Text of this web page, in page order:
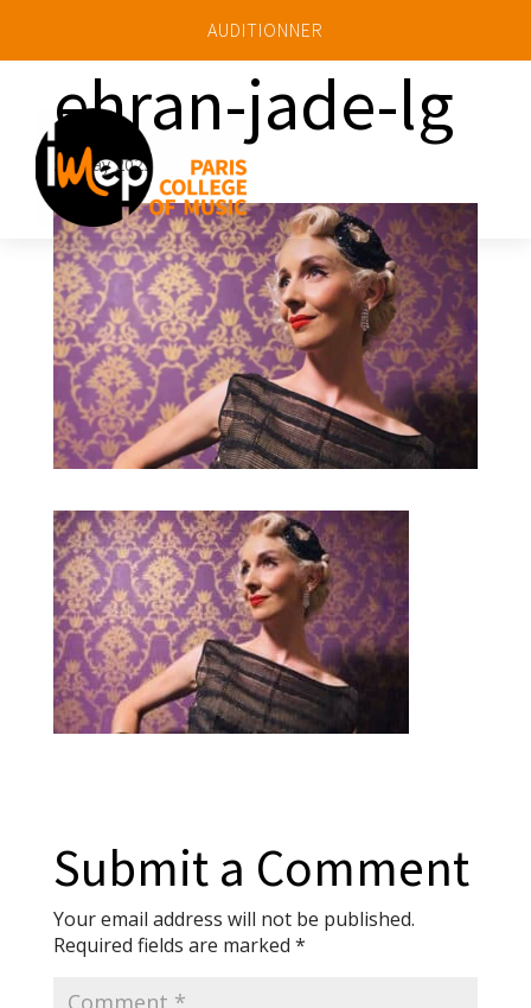
AUDITIONNER
ehran-jade-lg
22 May 2025
Submit a Comment
Your email address will not be published.
Required fields are marked *